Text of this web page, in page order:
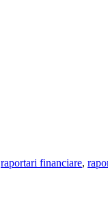
raportari financiare,